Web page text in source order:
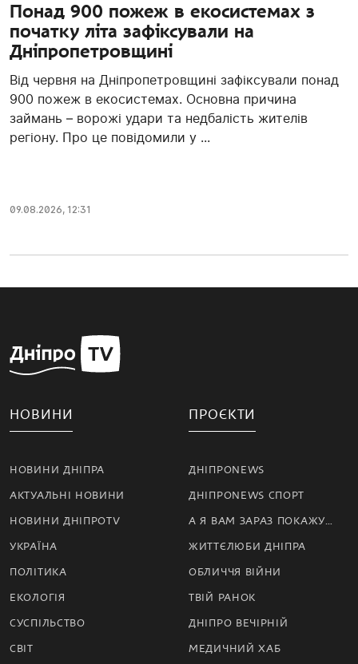
Понад 900 пожеж в екосистемах з
початку літа зафіксували на
Дніпропетровщині
Від червня на Дніпропетровщині зафіксували понад
900 пожеж в екосистемах. Основна причина
займань – ворожі удари та недбалість жителів
регіону. Про це повідомили у ...
09.08.2026, 12:31
НОВИНИ
НОВИНИ ДНІПРА
АКТУАЛЬНІ НОВИНИ
НОВИНИ ДНІПРОTV
УКРАЇНА
ПОЛІТИКА
ЕКОЛОГІЯ
СУСПІЛЬСТВО
СВІТ
ПРОЄКТИ
ДНІПРОNEWS
ДНІПРОNEWS СПОРТ
А Я ВАМ ЗАРАЗ ПОКАЖУ…
ЖИТТЄЛЮБИ ДНІПРА
ОБЛИЧЧЯ ВІЙНИ
ТВІЙ РАНОК
ДНІПРО ВЕЧІРНІЙ
МЕДИЧНИЙ ХАБ